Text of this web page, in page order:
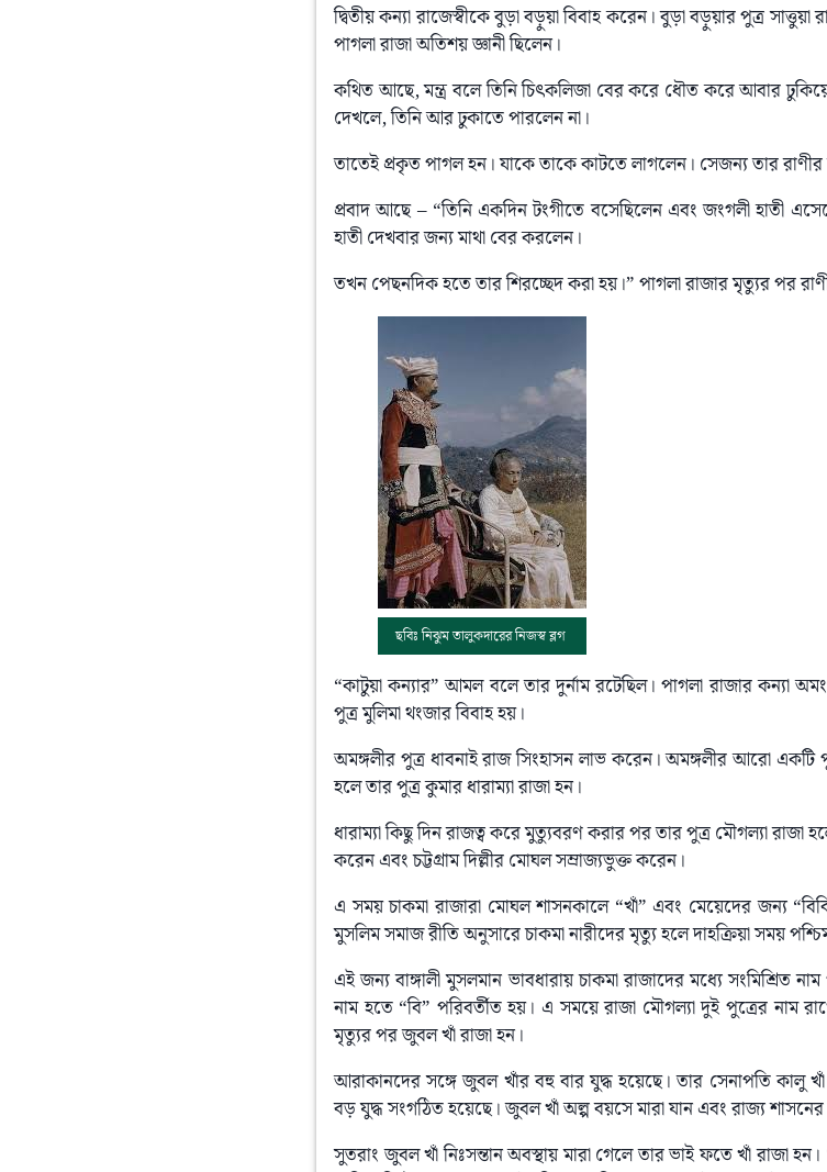
দ্বিতীয় কন্যা রাজেস্বীকে বুড়া বড়ুয়া বিবাহ করেন। বুড়া বড়ুয়ার পুত্র
পাগলা রাজা অতিশয় জ্ঞানী ছিলেন।
কথিত আছে, মন্ত্র বলে তিনি চিৎকলিজা বের করে ধৌত করে আবার
দেখলে, তিনি আর ঢুকাতে পারলেন না।
তাতেই প্রকৃত পাগল হন। যাকে তাকে কাটতে লাগলেন। সেজন্য তার রাণীর
প্ৰবাদ আছে – “তিনি একদিন টংগীতে বসেছিলেন এবং জংগলী হাতী
হাতী দেখবার জন্য মাথা বের করলেন।
তখন পেছনদিক হতে তার শিরচ্ছেদ করা হয়।” পাগলা রাজার মৃত্যুর পর রাণী
ছবিঃ নিঝুম তালুকদারের নিজস্ব ব্লগ
“কাটুয়া কন্যার” আমল বলে তার দুর্নাম রটেছিল। পাগলা রাজার কন্যা
পুত্র মুলিমা থংজার বিবাহ হয়।
অমঙ্গলীর পুত্র ধাবনাই রাজ সিংহাসন লাভ করেন। অমঙ্গলীর আরো একটি
হলে তার পুত্র কুমার ধারাম্যা রাজা হন।
ধারাম্যা কিছু দিন রাজত্ব করে মুত্যুবরণ করার পর তার পুত্র মৌগল্যা রাজা
করেন এবং চট্টগ্রাম দিল্লীর মোঘল সম্রাজ্যভুক্ত করেন।
এ সময় চাকমা রাজারা মোঘল শাসনকালে “খাঁ” এবং মেয়েদের জন্য
মুসলিম সমাজ রীতি অনুসারে চাকমা নারীদের মৃত্যু হলে দাহক্রিয়া সময়
এই জন্য বাঙ্গালী মুসলমান ভাবধারায় চাকমা রাজাদের মধ্যে সংমিশ্রিত
নাম হতে “বি” পরিবর্তীত হয়। এ সময়ে রাজা মৌগল্যা দুই পুত্রের নাম
মৃত্যুর পর জুবল খাঁ রাজা হন।
আরাকানদের সঙ্গে জুবল খাঁর বহু বার যুদ্ধ হয়েছে। তার সেনাপতি কালু
বড় যুদ্ধ সংগঠিত হয়েছে। জুবল খাঁ অল্প বয়সে মারা যান এবং রাজ্য
সুতরাং জুবল খাঁ নিঃসন্তান অবস্থায় মারা গেলে তার ভাই ফতে খাঁ রাজা হন।